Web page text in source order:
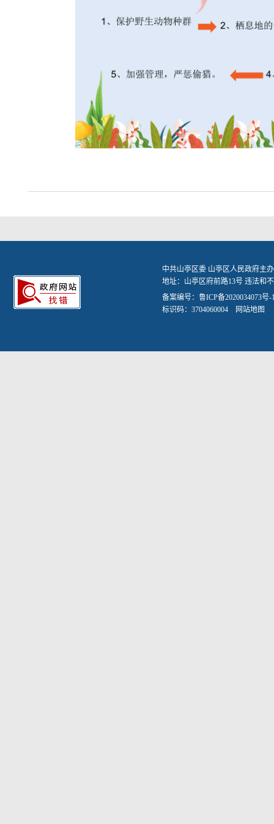
中共山亭区委 山亭区人民政府主
地址：山亭区府前路13号 违法和
备案编号： 鲁ICP备2020034073号-
标识码：3704060004 网站地图